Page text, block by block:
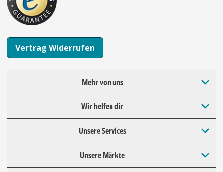
Vertrag Widerrufen
Mehr von uns
Wir helfen dir
Unsere Services
Unsere Märkte